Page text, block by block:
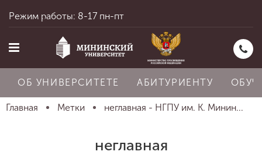
Главная
Режим работы: 8-17 пн-пт
ОБ УНИВЕРСИТЕТЕ АБИТУРИЕНТУ
Главная Метки неглавная - НГПУ им. К. Минин...
неглавная